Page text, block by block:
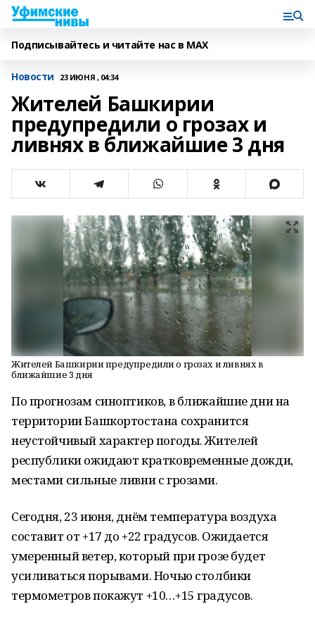
Подписывайтесь и читайте нас в MAX
Новости 23 ИЮНЯ , 04:34
Жителей Башкирии
предупредили о грозах и
ливнях в ближайшие 3 дня
Жителей Башкирии предупредили о грозах и ливнях в
ближайшие 3 дня
По прогнозам синоптиков, в ближайшие дни на
территории Башкортостана сохранится
неустойчивый характер погоды. Жителей
республики ожидают кратковременные дожди,
местами сильные ливни с грозами.
Сегодня, 23 июня, днём температура воздуха
составит от +17 до +22 градусов. Ожидается
умеренный ветер, который при грозе будет
усиливаться порывами. Ночью столбики
термометров покажут +10…+15 градусов.